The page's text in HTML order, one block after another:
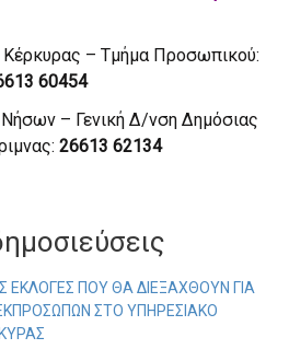
ΕΚΛΟΓΈΣ ΠΟΥ ΘΑ ΔΙΕΞΑΧΘΟΎΝ ΓΙΑ
ΣΤΟ ΥΠΗΡΕΣΙΑΚΌ
Κέρκυρας – Τμήμα Προσωπικού:
60454
Νήσων – Γενική Δ/νση Δημόσιας
26613 62134